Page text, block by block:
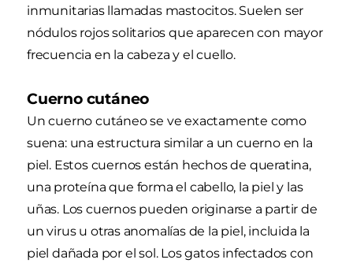
inmunitarias llamadas mastocitos. Suelen ser
nódulos rojos solitarios que aparecen con mayor
frecuencia en la cabeza y el cuello.
Cuerno cutáneo
Un cuerno cutáneo se ve exactamente como
suena: una estructura similar a un cuerno en la
piel. Estos cuernos están hechos de queratina,
una proteína que forma el cabello, la piel y las
uñas. Los cuernos pueden originarse a partir de
un virus u otras anomalías de la piel, incluida la
piel dañada por el sol. Los gatos infectados con